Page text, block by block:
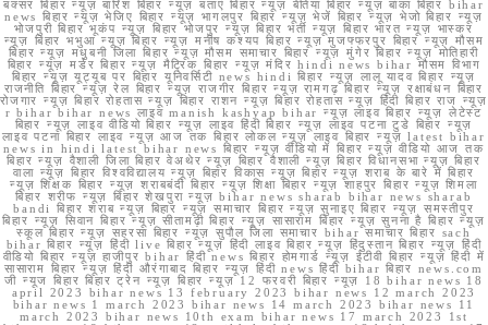
बक्सर बिहार न्यूज़ बारिश बिहार न्यूज़ बताएं बिहार न्यूज़ बेतिया बिहार न्यूज़ बांका बिहार bihar
news बिहार न्यूज़ भेजिए बिहार न्यूज़ भागलपुर बिहार न्यूज़ भेजें बिहार न्यूज़ भेजो बिहार न्यूज़
भोजपुरी बिहार भूकंप न्यूज़ बिहार भोजपुर न्यूज़ बिहार भर्ती न्यूज़ बिहार भारत न्यूज़ भास्कर
न्यूज़ बिहार भभुआ न्यूज़ बिहार न्यूज़ मनीष कश्यप बिहार न्यूज़ मुजफ्फरपुर बिहार न्यूज़ मौसम
बिहार न्यूज़ मधुबनी जिला बिहार न्यूज़ मौसम समाचार बिहार न्यूज़ मुंगेर बिहार न्यूज़ मोतिहारी
बिहार न्यूज़ मर्डर बिहार न्यूज़ मैट्रिक बिहार न्यूज़ मंदिर hindi news bihar मौसम विभाग
बिहार न्यूज़ यूट्यूब पर बिहार यूनिवर्सिटी news hindi बिहार न्यूज़ लालू यादव बिहार न्यूज़
राजनीति बिहार न्यूज़ रेल बिहार न्यूज़ राजगीर बिहार न्यूज़ रामगढ़ बिहार न्यूज़ रक्षाबंधन बिहार
रोजगार न्यूज़ बिहार रोहतास न्यूज़ बिहार राशन न्यूज़ बिहार रोहतास न्यूज़ हिंदी बिहार राज न्यूज़
r bihar bihar news लाइव manish kashyap bihar न्यूज़ लाइव बिहार न्यूज़ लेटेस्ट
बिहार न्यूज़ लाइव वीडियो बिहार न्यूज़ लाइव हिंदी बिहार न्यूज़ लाइव पटना टुडे बिहार न्यूज़
लाइव पटना बिहार लाइव न्यूज़ आज तक बिहार लोकल न्यूज़ लाइव बिहार न्यूज़ latest bihar
news in hindi latest bihar news बिहार न्यूज़ वीडियो में बिहार न्यूज़ वीडियो आज तक
बिहार न्यूज़ वैशाली जिला बिहार वेअथेर न्यूज़ बिहार वैशाली न्यूज़ बिहार विधानसभा न्यूज़ बिहार
वाला न्यूज़ बिहार विश्वविद्यालय न्यूज़ बिहार विकास न्यूज़ बिहार न्यूज़ शराब के बारे में बिहार
न्यूज़ शिक्षक बिहार न्यूज़ शराबबंदी बिहार न्यूज़ शिक्षा बिहार न्यूज़ शाहपुर बिहार न्यूज़ शिमला
बिहार शरीफ न्यूज़ बिहार शेखपुरा न्यूज़ bihar news sharab bihar news sharab
bandi बिहार शराब न्यूज़ बिहार न्यूज़ समाचार बिहार न्यूज़ सुनाइए बिहार न्यूज़ समस्तीपुर
बिहार न्यूज़ सिवान बिहार न्यूज़ सीतामढ़ी बिहार न्यूज़ सासाराम बिहार न्यूज़ सुनना है बिहार न्यूज़
स्कूल बिहार न्यूज़ सहरसा बिहार न्यूज़ सुपौल जिला समाचार bihar समाचार बिहार sach
bihar बिहार न्यूज़ हिंदी live बिहार न्यूज़ हिंदी लाइव बिहार न्यूज़ हिंदुस्तान बिहार न्यूज़ हिंदी
वीडियो बिहार न्यूज़ हाजीपुर bihar हिंदी news बिहार होमगार्ड न्यूज़ ईटीवी बिहार न्यूज़ हिंदी में
सासाराम बिहार न्यूज़ हिंदी औरंगाबाद बिहार न्यूज़ हिंदी news हिंदी bihar बिहार news.com
जी न्यूज बिहार बिहार ट्रेन न्यूज़ बिहार न्यूज़ 12 फरवरी बिहार न्यूज़ 18 bihar news 18
april 2023 bihar news 13 february 2023 bihar news 12 march 2023
bihar news 1 march 2023 bihar news 14 march 2023 bihar news 11
march 2023 bihar news 10th exam bihar news 17 march 2023 1st